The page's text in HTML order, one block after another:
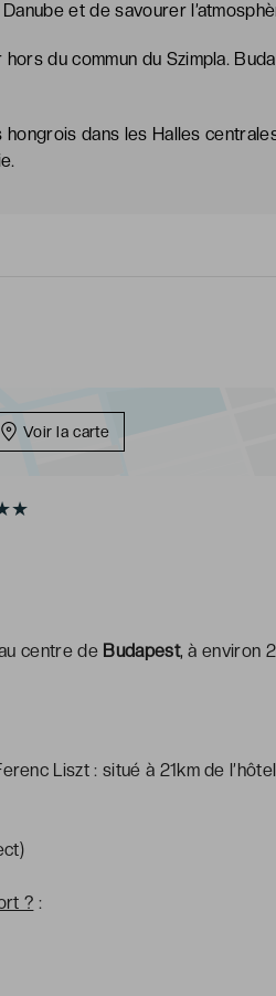
et de savourer
du commun du Szimpla.
dans les Halles
Voir la carte
centre de Budapest, à environ
Liszt : situé à 21km de
? :